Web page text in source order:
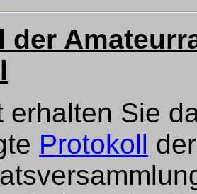
der
erhalten Sie
Protokoll